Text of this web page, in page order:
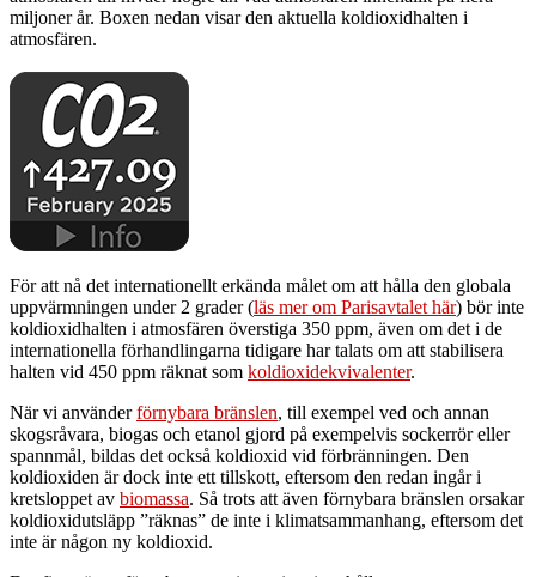
miljoner år. Boxen nedan visar den aktuella koldioxidhalten i
atmosfären.
För att nå det internationellt erkända målet om att hålla den globala
uppvärmningen under 2 grader (läs mer om Parisavtalet här) bör inte
koldioxidhalten i atmosfären överstiga 350 ppm, även om det i de
internationella förhandlingarna tidigare har talats om att stabilisera
halten vid 450 ppm räknat som koldioxidekvivalenter.
När vi använderförnybara bränslen, till exempel ved och annan
skogsråvara, biogas och etanol gjord på exempelvis sockerrör eller
spannmål, bildas det också koldioxid vid förbränningen. Den
koldioxiden är dock inte ett tillskott, eftersom den redan ingår i
kretsloppet av biomassa. Så trots att även förnybara bränslen orsakar
koldioxidutsläpp ”räknas” de inte i klimatsammanhang, eftersom det
inte är någon ny koldioxid.